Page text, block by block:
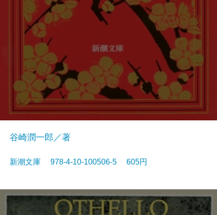
谷崎潤一郎／著
新潮文庫 978-4-10-100506-5 605円